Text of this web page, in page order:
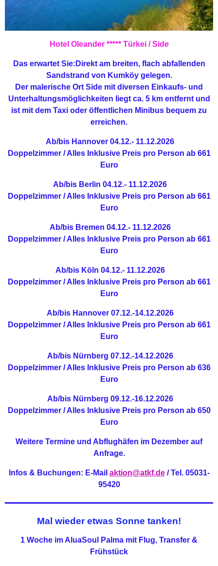
Hotel Oleander ***** Türkei / Side
Das erwartet Sie: Direkt am breiten, flach abfallenden
Sandstrand von Kumköy gelegen.
Der malerische Ort Side mit diversen Einkaufs- und
Unterhaltungsmöglichkeiten liegt ca. 5 km entfernt und
ist mit dem Taxi oder öffentlichen Minibus bequem zu
erreichen.
Ab/bis Hannover 04.12.- 11.12.2026
Doppelzimmer / Alles Inklusive Preis pro Person ab 661
Euro
Ab/bis Berlin 04.12.- 11.12.2026
Doppelzimmer / Alles Inklusive Preis pro Person ab 661
Euro
Ab/bis Bremen 04.12.- 11.12.2026
Doppelzimmer / Alles Inklusive Preis pro Person ab 661
Euro
Ab/bis Köln 04.12.- 11.12.2026
Doppelzimmer / Alles Inklusive Preis pro Person ab 661
Euro
Ab/bis Hannover 07.12.-14.12.2026
Doppelzimmer / Alles Inklusive Preis pro Person ab 661
Euro
Ab/bis Nürnberg 07.12.-14.12.2026
Doppelzimmer / Alles Inklusive Preis pro Person ab 636
Euro
Ab/bis Nürnberg 09.12.-16.12.2026
Doppelzimmer / Alles Inklusive Preis pro Person ab 650
Euro
Weitere Termine und Abflughäfen im Dezember auf
Anfrage.
Infos & Buchungen: E-Mail aktion@atkf.de/ Tel. 05031-
95420
Mal wieder etwas Sonne tanken!
1 Woche im AluaSoul Palma mit Flug, Transfer &
Frühstück